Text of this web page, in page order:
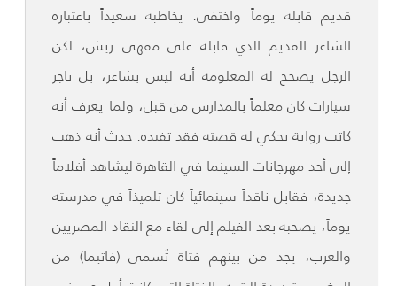
قديم قابله يوماً واختفى. يخاطبه سعيداً باعتباره
الشاعر القديم الذي قابله على مقهى ريش، لكن
الرجل يصحح له المعلومة أنه ليس بشاعر، بل تاجر
سيارات كان معلماً بالمدارس من قبل، ولما يعرف أنه
كاتب رواية يحكي له قصته فقد تفيده. حدث أنه ذهب
إلى أحد مهرجانات السينما في القاهرة ليشاهد أفلاماً
جديدة، فقابل ناقداً سينمائياً كان تلميذاً في مدرسته
يوماً، يصحبه بعد الفيلم إلى لقاء مع النقاد المصريين
والعرب، يجد من بينهم فتاة تُسمى (فاتيما) من